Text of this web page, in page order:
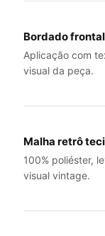
Bordado frontal
Aplicação com
visual da peça.
Malha retrô
100% poliéster,
visual vintage.